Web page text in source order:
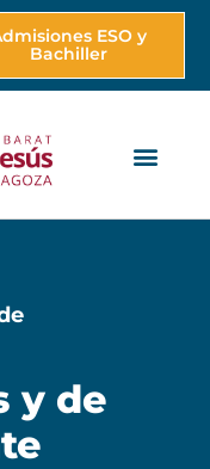
ESO y
Bachiller
y de